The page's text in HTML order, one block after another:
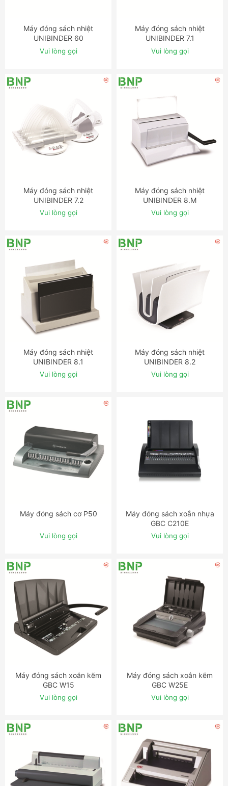
ĐẶT NGAY
Máy đóng sách nhiệt
UNIBINDER 60
Vui lòng gọi
ĐẶT NGAY
Máy đóng sách nhiệt
UNIBINDER 7.1
Vui lòng gọi
ĐẶT NGAY
Máy đóng sách nhiệt
UNIBINDER 7.2
Vui lòng gọi
ĐẶT NGAY
Máy đóng sách nhiệt
UNIBINDER 8.M
Vui lòng gọi
ĐẶT NGAY
Máy đóng sách nhiệt
UNIBINDER 8.1
Vui lòng gọi
ĐẶT NGAY
Máy đóng sách nhiệt
UNIBINDER 8.2
Vui lòng gọi
ĐẶT NGAY
Máy đóng sách cơ P50
Vui lòng gọi
ĐẶT NGAY
Máy đóng sách xoắn nhựa
GBC C210E
Vui lòng gọi
ĐẶT NGAY
Máy đóng sách xoắn kẽm
GBC W15
Vui lòng gọi
ĐẶT NGAY
Máy đóng sách xoắn kẽm
GBC W25E
Vui lòng gọi